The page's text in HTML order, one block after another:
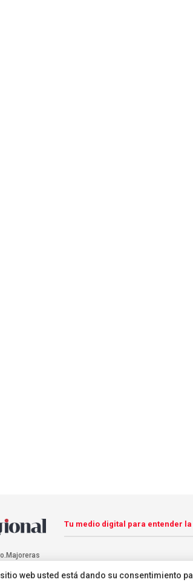
Tu medio digital para entender
web usted está dando su consentimiento